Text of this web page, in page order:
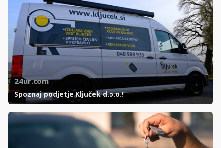
24ur.com
Spoznaj podjetje Ključek d.o.o.!